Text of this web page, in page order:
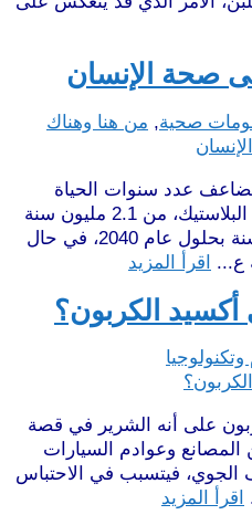
صحة الإنسان
صحية, من هنا وهناك
عدد سنوات الحياة
الصحية المفقودة عالميًا بسبب البلاستيك، من 2.1 مليون سنة
في عام 2016 إلى 4.5 ملايين سنة بحلول عام 2040، في حال
ع...
اقرأ المزيد
الكربون؟
على أنه الشرير في قصة
وعوادم السيارات
الجوي، فيتسبب في الاحتباس
اقرأ المزيد